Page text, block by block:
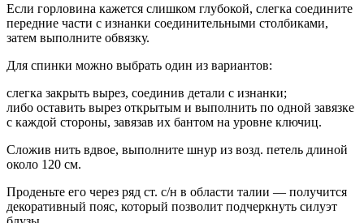
Если горловина кажется слишком глубокой, слегка соедините
передние части с изнанки соединительными столбиками,
затем выполните обвязку.
Для спинки можно выбрать один из вариантов:
слегка закрыть вырез, соединив детали с изнанки;
либо оставить вырез открытым и выполнить по одной завязке
с каждой стороны, завязав их бантом на уровне ключиц.
Сложив нить вдвое, выполните шнур из возд. петель длиной
около 120 см.
Проденьте его через ряд ст. с/н в области талии — получится
декоративный пояс, который позволит подчеркнуть силуэт